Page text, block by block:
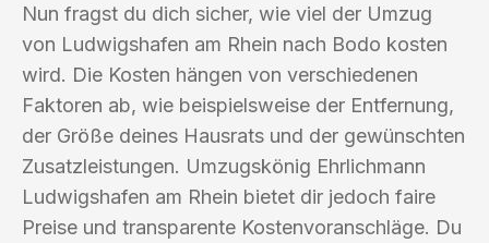
Nun fragst du dich sicher, wie viel der Umzug
von Ludwigshafen am Rhein nach Bodo kosten
wird. Die Kosten hängen von verschiedenen
Faktoren ab, wie beispielsweise der Entfernung,
der Größe deines Hausrats und der gewünschten
Zusatzleistungen. Umzugskönig Ehrlichmann
Ludwigshafen am Rhein bietet dir jedoch faire
Preise und transparente Kostenvoranschläge. Du